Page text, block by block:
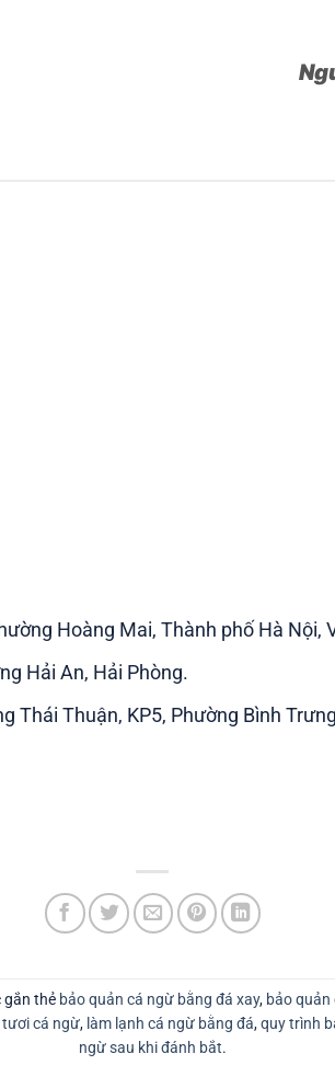
Hoàng Mai, Thành phố Hà Nội,
Hải An, Hải Phòng.
Thái Thuận, KP5, Phường Bình
gắn thẻ bảo quản cá ngừ bằng đá xay, bảo
cá ngừ, làm lạnh cá ngừ bằng đá,quy trình
ngừ sau khi đánh bắt.